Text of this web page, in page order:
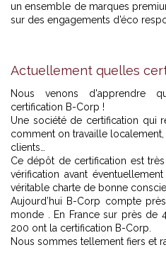
un ensemble de marques
sur des engagements d’éco
Actuellement quelles
Nous venons d'apprendre
certification B-Corp !
Une société de certification qui
comment on travaille
clients…
Ce dépôt de certification est
vérification avant
véritable charte de bonne
Aujourd’hui B-Corp compte
monde . En France sur près de
200 ont la certification B-Corp.
Nous sommes tellement fiers et